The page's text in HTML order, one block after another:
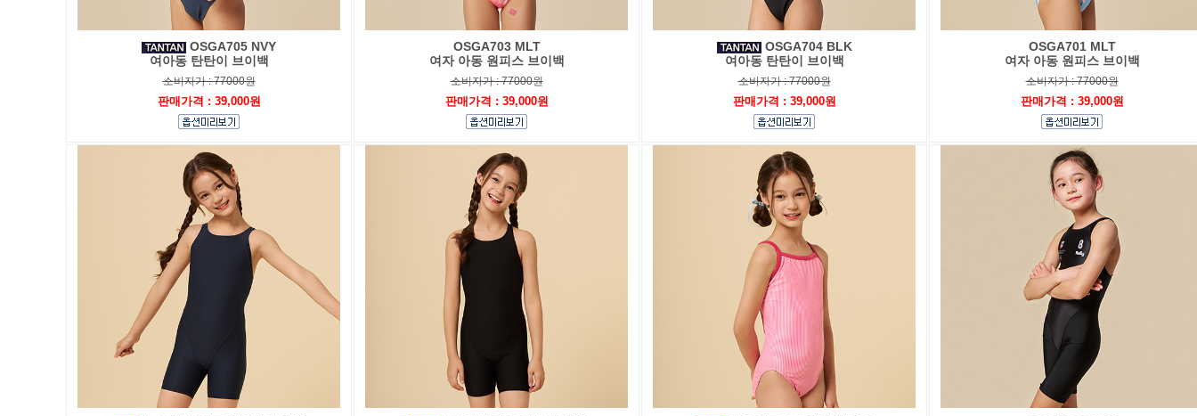
OSGA705 NVY
여아동 탄탄이 브이백
소비자가 : 77000원
판매가격 : 39,000원
OSGA703 MLT
여자 아동 원피스 브이백
소비자가 : 77000원
판매가격 : 39,000원
OSGA704 BLK
여아동 탄탄이 브이백
소비자가 : 77000원
판매가격 : 39,000원
OSGA701 MLT
여자 아동 원피스 브이백
소비자가 : 77000원
판매가격 : 39,000원